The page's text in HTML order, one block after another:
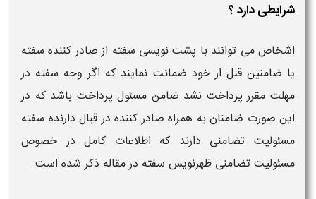
شرایطی دارد ؟
اشخاص می توانند با پشت نویسی سفته از صادر کننده سفته
یا ضامنین قبل از خود ضمانت نمایند که اگر وجه سفته در
مهلت مقرر پرداخت نشد ضامن مسئول پرداخت باشد که در
این صورت ضامنان به همراه صادر کننده در قبال دارنده سفته
مسئولیت تضامنی دارند که اطلاعات کامل در خصوص
مسئولیت تضامنی ظهرنویس سفته در مقاله ذکر شده است .